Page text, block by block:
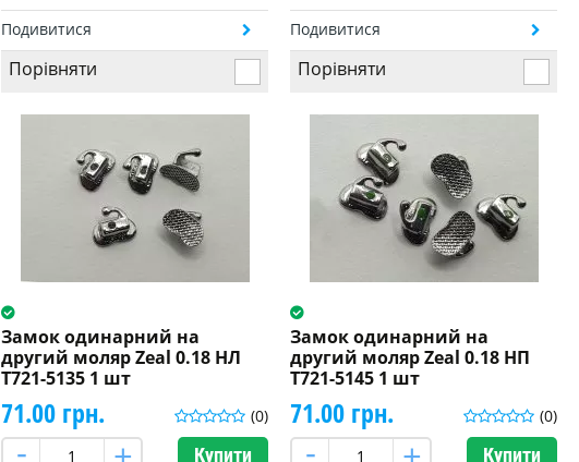
Подивитися
Порівняти
Подивитися
Порівняти
Замок одинарний на
другий моляр Zeal 0.18 НЛ
T721-5135 1 шт
(0)
71.00 грн.
Купити
Замок одинарний на
другий моляр Zeal 0.18 НП
T721-5145 1 шт
(0)
71.00 грн.
Купити